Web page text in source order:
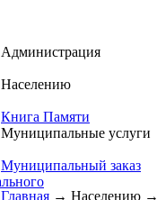
Администрация
Населению
Книга Памяти
Муниципальные услуги
Муниципальный заказ
Главная → Населению →